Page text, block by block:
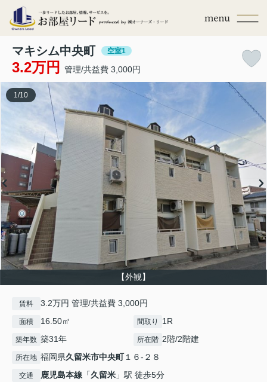
マキシム中央町 空室1
3.2万円 管理/共益費 3,000円
【外観】
1 /10
賃料 3.2万円 管理/共益費 3,000円
面積 16.50㎡ 間取り 1R
築年数 築31年 所在階 2階/2階建
所在地 福岡県久留米市中央町１６-２８
交通 鹿児島本線 「久留米 」駅 徒歩5分